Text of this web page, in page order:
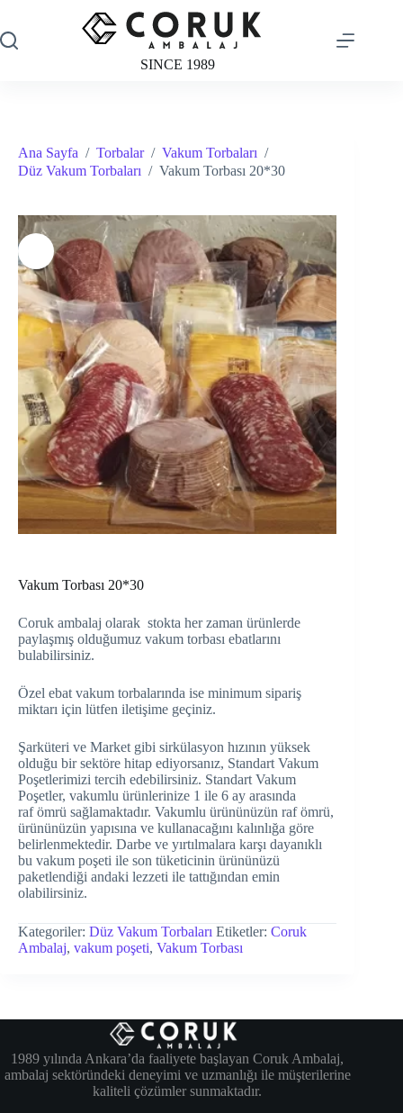
content
SINCE 1989
Ana Sayfa / Torbalar / Vakum Torbaları /
Düz Vakum Torbaları / Vakum Torbası 20*30
Vakum Torbası 20*30
Coruk ambalaj olarak stokta her zaman ürünlerde
paylaşmış olduğumuz vakum torbası ebatlarını
bulabilirsiniz.
Özel ebat vakum torbalarında ise minimum sipariş
miktarı için lütfen iletişime geçiniz.
Şarküteri ve Market gibi sirkülasyon hızının yüksek
olduğu bir sektöre hitap ediyorsanız, Standart Vakum
Poşetlerimizi tercih edebilirsiniz. Standart Vakum
Poşetler, vakumlu ürünlerinize 1 ile 6 ay arasında
raf ömrü sağlamaktadır. Vakumlu ürününüzün raf ömrü,
ürününüzün yapısına ve kullanacağını kalınlığa göre
belirlenmektedir. Darbe ve yırtılmalara karşı dayanıklı
bu vakum poşeti ile son tüketicinin ürününüzü
paketlendiği andaki lezzeti ile tattığından emin
olabilirsiniz.
Kategoriler: Düz Vakum Torbaları Etiketler: Coruk
Ambalaj, vakum poşeti, Vakum Torbası
1989 yılında Ankara’da faaliyete başlayan Coruk Ambalaj,
ambalaj sektöründeki deneyimi ve uzmanlığı ile müşterilerine
kaliteli çözümler sunmaktadır.